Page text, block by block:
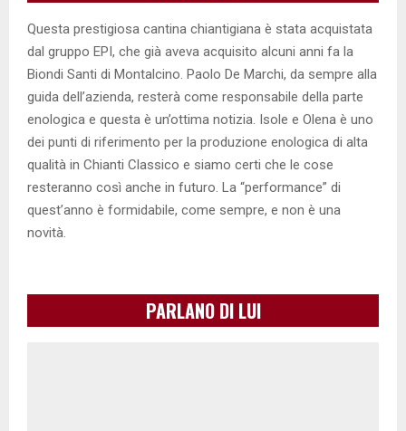
Questa prestigiosa cantina chiantigiana è stata acquistata
dal gruppo EPI, che già aveva acquisito alcuni anni fa la
Biondi Santi di Montalcino. Paolo De Marchi, da sempre alla
guida dell’azienda, resterà come responsabile della parte
enologica e questa è un’ottima notizia. Isole e Olena è uno
dei punti di riferimento per la produzione enologica di alta
qualità in Chianti Classico e siamo certi che le cose
resteranno così anche in futuro. La “performance” di
quest’anno è formidabile, come sempre, e non è una
novità.
PARLANO DI LUI